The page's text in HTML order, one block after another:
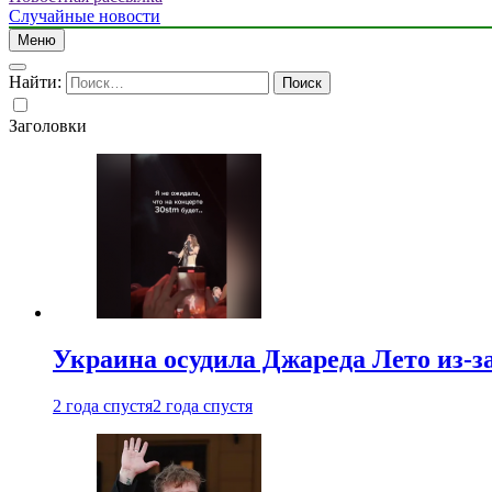
Случайные новости
Меню
Найти:
Заголовки
Украина осудила Джареда Лето из-
2 года спустя2 года спустя